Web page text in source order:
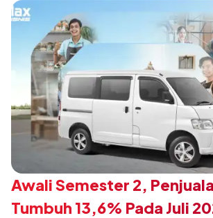
Awali Semester 2,
Tumbuh 13,6% Pada Juli